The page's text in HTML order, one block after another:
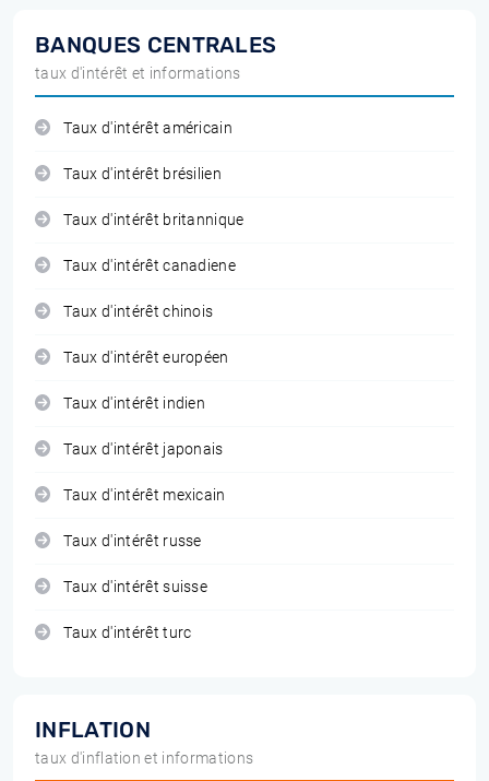
BANQUES CENTRALES
taux d'intérêt et informations
Taux d'intérêt américain
Taux d'intérêt brésilien
Taux d'intérêt britannique
Taux d'intérêt canadiene
Taux d'intérêt chinois
Taux d'intérêt européen
Taux d'intérêt indien
Taux d'intérêt japonais
Taux d'intérêt mexicain
Taux d'intérêt russe
Taux d'intérêt suisse
Taux d'intérêt turc
INFLATION
taux d'inflation et informations